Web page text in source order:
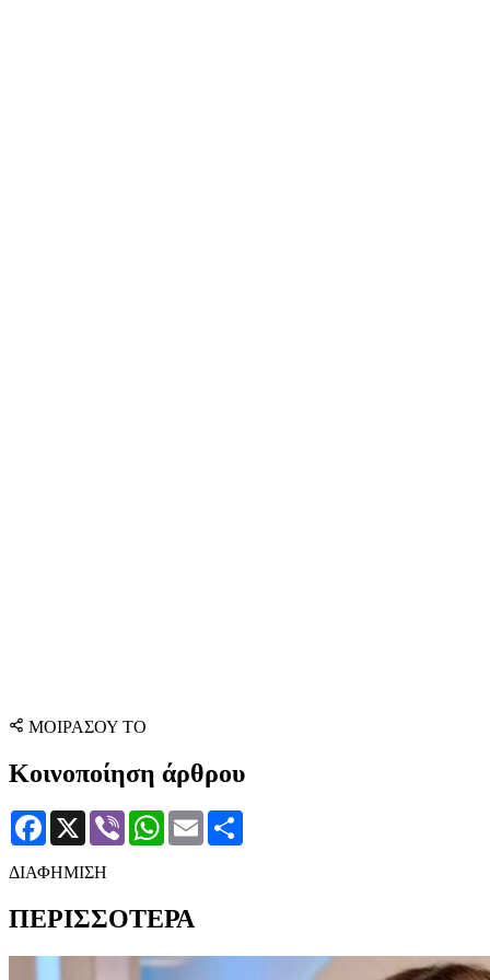
ΜΟΙΡΑΣΟΥ ΤΟ
Κοινοποίηση άρθρου
Facebook
X Viber WhatsApp
Email
ΔΙΑΦΗΜΙΣΗ
ΠΕΡΙΣΣΟΤΕΡΑ